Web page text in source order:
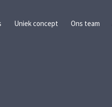
Uniek concept Ons team